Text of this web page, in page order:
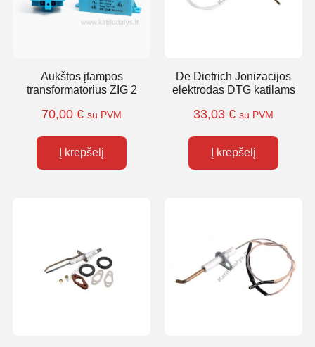
Aukštos įtampos
transformatorius ZIG 2
70,00 € su PVM
Į krepšelį
De Dietrich Jonizacijos
elektrodas DTG katilams
33,03 € su PVM
Į krepšelį